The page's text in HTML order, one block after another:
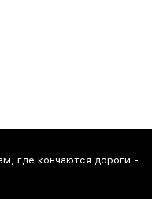
где кончаются дороги -